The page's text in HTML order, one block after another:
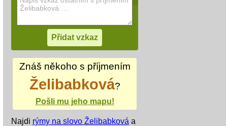
Znáš někoho s příjmením
Želibabková?
Pošli mu jeho mapu!
Najdi rýmy na slovo Želibabková a